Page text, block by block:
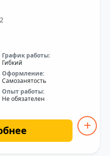
График работы:
Гибкий
Оформление:
Самозанятость
Опыт работы:
Не обязателен